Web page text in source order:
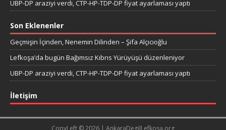
UBP-DP araziyi verdi, CTP-HP-TDP-DP fiyat ayarlaması yaptı
Son Eklenenler
Geçmişin İçinden, Nenemin Dilinden – Şifa Alçıcıoğlu
Lefkoşa’da bugün Bağımsız Kıbrıs Yürüyüşü düzenleniyor
UBP-DP araziyi verdi, CTP-HP-TDP-DP fiyat ayarlaması yaptı
İletişim
CopyLeft © 2026 | AnkaraDegilLefkosa.org